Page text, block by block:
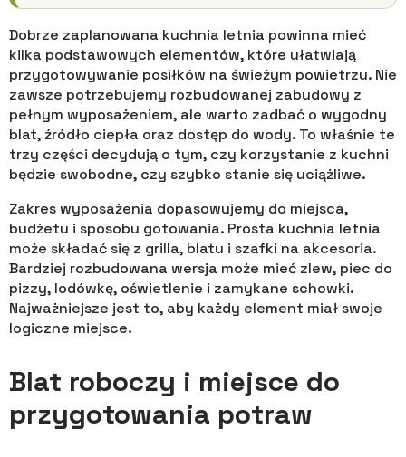
Dobrze zaplanowana kuchnia letnia powinna mieć
kilka podstawowych elementów, które ułatwiają
przygotowywanie posiłków na świeżym powietrzu. Nie
zawsze potrzebujemy rozbudowanej zabudowy z
pełnym wyposażeniem, ale warto zadbać o wygodny
blat, źródło ciepła oraz dostęp do wody. To właśnie te
trzy części decydują o tym, czy korzystanie z kuchni
będzie swobodne, czy szybko stanie się uciążliwe.
Zakres wyposażenia dopasowujemy do miejsca,
budżetu i sposobu gotowania. Prosta kuchnia letnia
może składać się z grilla, blatu i szafki na akcesoria.
Bardziej rozbudowana wersja może mieć zlew, piec do
pizzy, lodówkę, oświetlenie i zamykane schowki.
Najważniejsze jest to, aby każdy element miał swoje
logiczne miejsce.
Blat roboczy i miejsce do
przygotowania potraw